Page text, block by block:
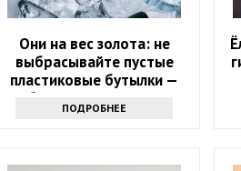
Они на вес золота: не
выбрасывайте пустые
пластиковые бутылки —
обалдеете, зачем они
нужны
ПОДРОБНЕЕ